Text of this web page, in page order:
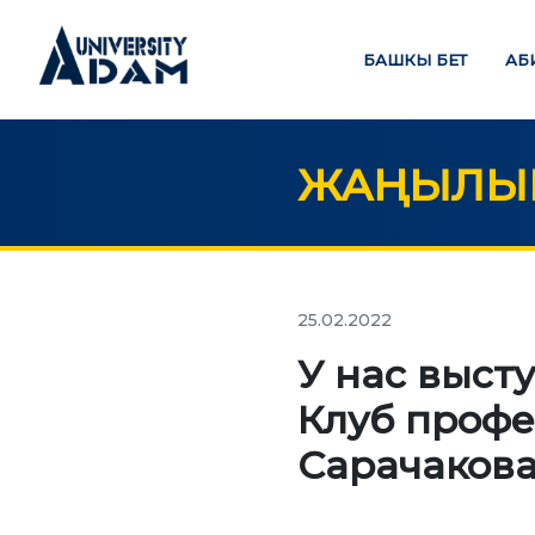
БАШКЫ БЕТ
Кыргызча English
АБИТУРИЕНТТЕРГЕ
Абитуриенттерди онлайн
режиминде каттоо
credit_card
25.02.2022
У нас
Клуб